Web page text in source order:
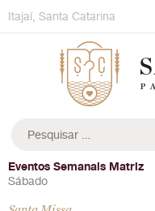
toItajaí, Santa Catarina
por:
Eventos Semanais Matriz
Sábado